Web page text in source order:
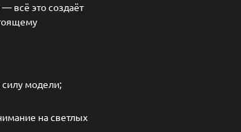
всё это создаёт
модели;
на светлых